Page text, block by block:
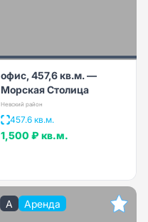
офис, 457,6 кв.м. —
Морская Столица
Невский район
457.6 кв.м.
1,500 ₽ кв.м.
A Аренда